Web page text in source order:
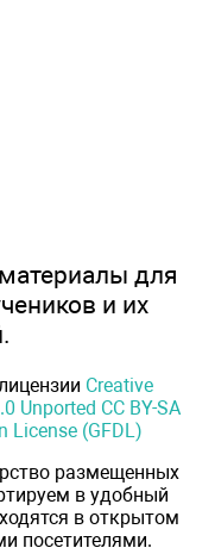
для
и их
Creative
Unported CC BY-SA
License (GFDL)
размещенных
в удобный
в открытом
посетителями.